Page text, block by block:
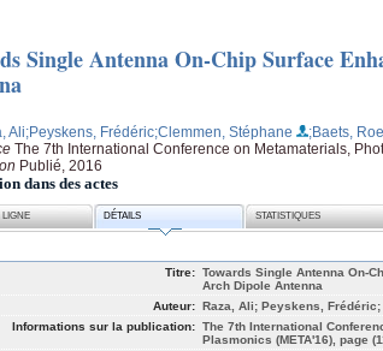
Single Antenna On-Chip Surface
Ali;Peyskens, Frédéric;Clemmen, Stéphane
;Baets,
The 7th International Conference on Metamaterials,
Publié, 2016
dans des actes
LIGNE DÉTAILS STATISTIQUES
Titre: Towards Single Antenna On-
Arch Dipole Antenna
Auteur: Raza, Ali; Peyskens, Frédéric;
Informations sur la publication: The 7th International
Plasmonics (META'16), page